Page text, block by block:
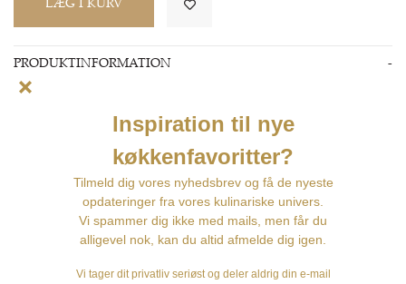
PRODUKTINFORMATION
Lager:
1 - 3 dage
PRODUKTBESKRIVELSE